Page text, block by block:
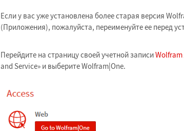
Если у вас уже установлена более старая версия
(Приложения), пожалуйста, переименуйте ее перед
Перейдите на страницу своей учетной записи
and Service» и выберите Wolfram|One.